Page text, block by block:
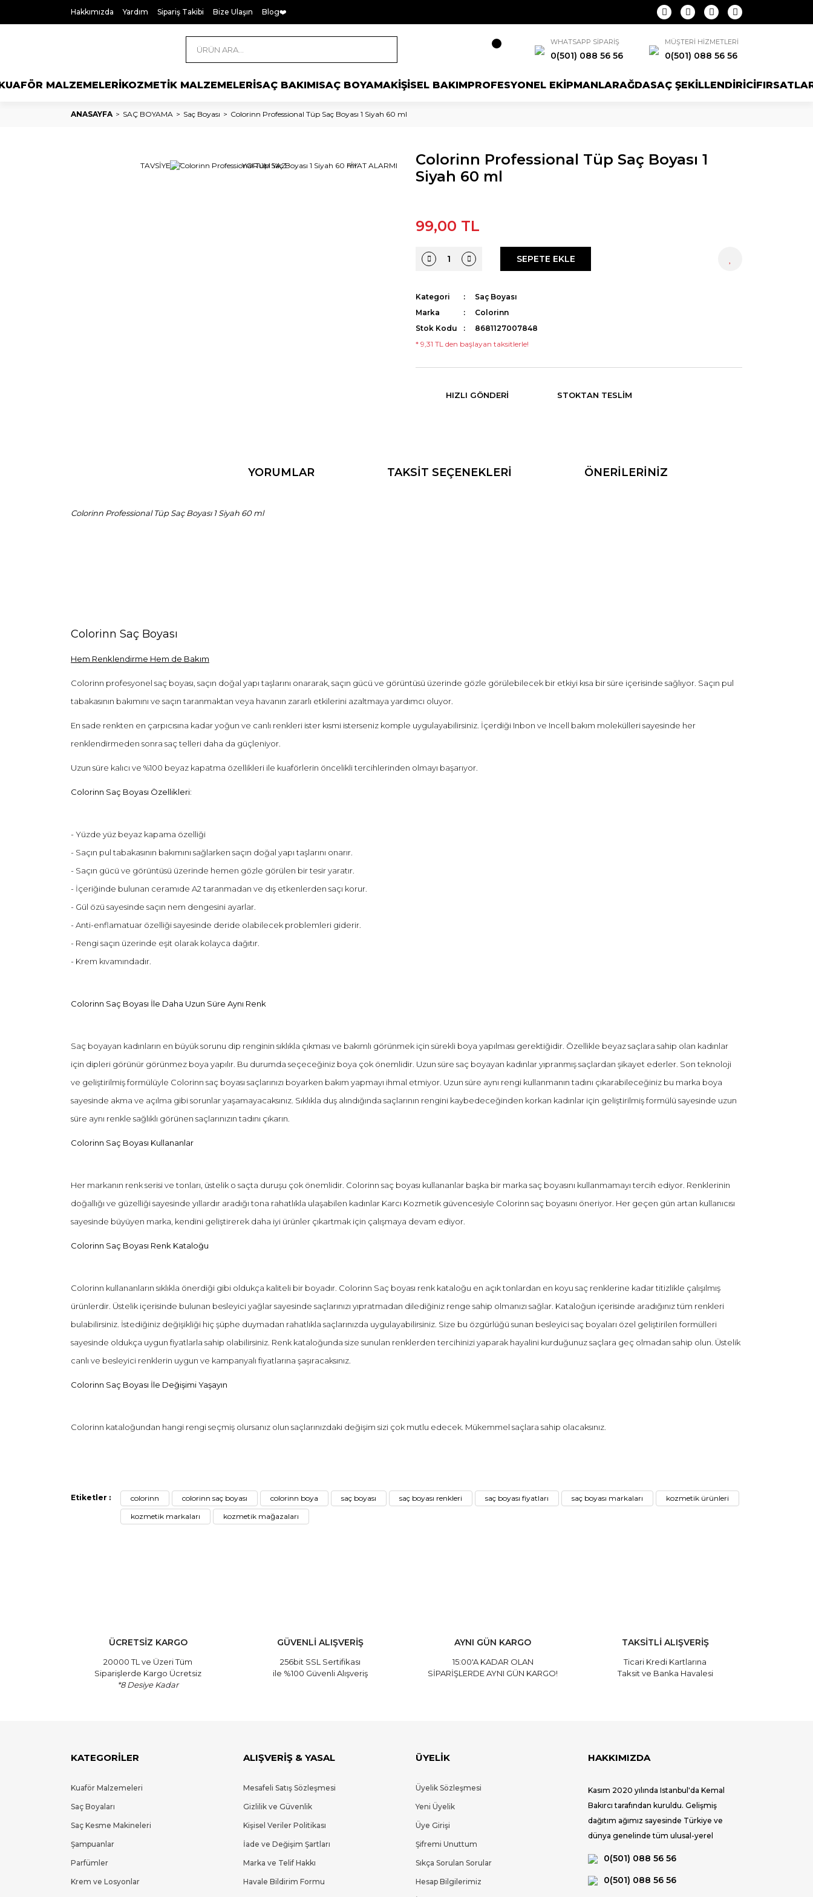
Hakkımızda Yardım Sipariş Takibi Bize Ulaşın Blog❤️
WHATSAPP SİPARİŞ
0(501) 088 56 56
MÜŞTERİ HİZMETLERİ
0(501) 088 56 56
MALZEMELERİKOZMETİK MALZEMELERİSAÇ BAKIMISAÇ BOYAMAKİŞİSEL BAKIMPROFESYONEL EKİPMANLARAĞDASAÇ ŞEKİLLENDİRİCİ
ANASAYFA SAÇ BOYAMA Saç Boyası Colorinn Professional Tüp Saç Boyası 1 Siyah 60 ml
TAVSİYE ET YORUM YAZ FİYAT ALARMI
Colorinn Professional Tüp Saç Boyası 1
Siyah 60 ml
99,00 TL
SEPETE EKLE
Kategori
Saç Boyası
Marka
Colorinn
Stok Kodu
8681127007848
* 9,31 TL den başlayan taksitlerle!
HIZLI GÖNDERI STOKTAN TESLIM
YORUMLAR TAKSİT SEÇENEKLERİ ÖNERİLERİNİZ
Colorinn Professional Tüp Saç Boyası 1 Siyah 60 ml
Colorinn Saç Boyası
Hem Renklendirme Hem de Bakım
Colorinn profesyonel saç boyası, saçın doğal yapı taşlarını onararak, saçın gücü ve görüntüsü üzerinde gözle görülebilecek bir etkiyi kısa bir süre içerisinde sağlıyor. Saçın pul
tabakasının bakımını ve saçın taranmaktan veya havanın zararlı etkilerini azaltmaya yardımcı oluyor.
En sade renkten en çarpıcısına kadar yoğun ve canlı renkleri ister kısmi isterseniz komple uygulayabilirsiniz. İçerdiği Inbon ve Incell bakım molekülleri sayesinde her
renklendirmeden sonra saç telleri daha da güçleniyor.
Uzun süre kalıcı ve %100 beyaz kapatma özellikleri ile kuaförlerin öncelikli tercihlerinden olmayı başarıyor.
Colorinn Saç Boyası Özellikleri:
- Yüzde yüz beyaz kapama özelliği
- Saçın pul tabakasının bakımını sağlarken saçın doğal yapı taşlarını onarır.
- Saçın gücü ve görüntüsü üzerinde hemen gözle görülen bir tesir yaratır.
- İçeriğinde bulunan ceramıde A2 taranmadan ve dış etkenlerden saçı korur.
- Gül özü sayesinde saçın nem dengesini ayarlar.
- Anti-enflamatuar özelliği sayesinde deride olabilecek problemleri giderir.
- Rengi saçın üzerinde eşit olarak kolayca dağıtır.
- Krem kıvamındadır.
Colorinn Saç Boyası İle Daha Uzun Süre Aynı Renk
Saç boyayan kadınların en büyük sorunu dip renginin sıklıkla çıkması ve bakımlı görünmek için sürekli boya yapılması gerektiğidir. Özellikle beyaz saçlara sahip olan kadınlar
için dipleri görünür görünmez boya yapılır. Bu durumda seçeceğiniz boya çok önemlidir. Uzun süre saç boyayan kadınlar yıpranmış saçlardan şikayet ederler. Son teknoloji
ve geliştirilmiş formülüyle Colorinn saç boyası saçlarınızı boyarken bakım yapmayı ihmal etmiyor. Uzun süre aynı rengi kullanmanın tadını çıkarabileceğiniz bu marka boya
sayesinde akma ve açılma gibi sorunlar yaşamayacaksınız. Sıklıkla duş alındığında saçlarının rengini kaybedeceğinden korkan kadınlar için geliştirilmiş formülü sayesinde uzun
süre aynı renkle sağlıklı görünen saçlarınızın tadını çıkarın.
Colorinn Saç Boyası Kullananlar
Her markanın renk serisi ve tonları, üstelik o saçta duruşu çok önemlidir. Colorinn saç boyası kullananlar başka bir marka saç boyasını kullanmamayı tercih ediyor. Renklerinin
doğallığı ve güzelliği sayesinde yıllardır aradığı tona rahatlıkla ulaşabilen kadınlar Karcı Kozmetik güvencesiyle Colorinn saç boyasını öneriyor. Her geçen gün artan kullanıcısı
sayesinde büyüyen marka, kendini geliştirerek daha iyi ürünler çıkartmak için çalışmaya devam ediyor.
Colorinn Saç Boyası Renk Kataloğu
Colorinn kullananların sıklıkla önerdiği gibi oldukça kaliteli bir boyadır. Colorinn Saç boyası renk kataloğu en açık tonlardan en koyu saç renklerine kadar titizlikle çalışılmış
ürünlerdir. Üstelik içerisinde bulunan besleyici yağlar sayesinde saçlarınızı yıpratmadan dilediğiniz renge sahip olmanızı sağlar. Kataloğun içerisinde aradığınız tüm renkleri
bulabilirsiniz. İstediğiniz değişikliği hiç şüphe duymadan rahatlıkla saçlarınızda uygulayabilirsiniz. Size bu özgürlüğü sunan besleyici saç boyaları özel geliştirilen formülleri
sayesinde oldukça uygun fiyatlarla sahip olabilirsiniz. Renk kataloğunda size sunulan renklerden tercihinizi yaparak hayalini kurduğunuz saçlara geç olmadan sahip olun. Üstelik
canlı ve besleyici renklerin uygun ve kampanyalı fiyatlarına şaşıracaksınız.
Colorinn Saç Boyası İle Değişimi Yaşayın
Colorinn kataloğundan hangi rengi seçmiş olursanız olun saçlarınızdaki değişim sizi çok mutlu edecek. Mükemmel saçlara sahip olacaksınız.
Bu ürüne ilk yorumu siz yapın!
Görüş ve önerileriniz için teşekkür ederiz.
Bu ürüne benzer farklı alternatifler olmalı.
Etiketler : colorinn colorinn saç boyası colorinn boya saç boyası saç boyası renkleri saç boyası fiyatları saç boyası markaları
kozmetik ürünleri
kozmetik markaları
kozmetik mağazaları
ÜCRETSİZ KARGO
20000 TL ve Üzeri Tüm
Siparişlerde Kargo Ücretsiz
*8 Desiye Kadar
GÜVENLİ ALIŞVERİŞ
256bit SSL Sertifikası
ile %100 Güvenli Alışveriş
AYNI GÜN KARGO
15:00'A KADAR OLAN
SİPARİŞLERDE AYNI GÜN KARGO!
TAKSİTLİ ALIŞVERİŞ
Ticari Kredi Kartlarına
Taksit ve Banka Havalesi
KATEGORİLER
Kuaför Malzemeleri
Saç Boyaları
Saç Kesme Makineleri
Şampuanlar
Parfümler
Krem ve Losyonlar
ALIŞVERİŞ & YASAL
Mesafeli Satış Sözleşmesi
Gizlilik ve Güvenlik
Kişisel Veriler Politikası
İade ve Değişim Şartları
Marka ve Telif Hakkı
Havale Bildirim Formu
ÜYELİK
Üyelik Sözleşmesi
Yeni Üyelik
Üye Girişi
Şifremi Unuttum
Sıkça Sorulan Sorular
Hesap Bilgilerimiz
HAKKIMIZDA
Kasım 2020 yılında Istanbul'da Kemal
Bakırcı tarafından kuruldu. Gelişmiş
dağıtım ağımız sayesinde Türkiye ve
dünya genelinde tüm ulusal-yerel
tüketiciye ulaşıyoruz.
0(501) 088 56 56
0(501) 088 56 56